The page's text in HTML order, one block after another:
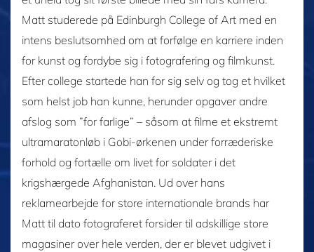
Matt studerede på Edinburgh College of Art med en
intens beslutsomhed om at forfølge en karriere inden
for kunst og fordybe sig i fotografering og filmkunst.
Efter college startede han for sig selv og tog et hvilket
som helst job han kunne, herunder opgaver andre
afslog som ”for farlige” – såsom at filme et ekstremt
ultramaratonløb i Gobi-ørkenen under forræderiske
forhold og fortælle om livet for soldater i det
krigshærgede Afghanistan. Ud over hans
reklamearbejde for store internationale brands har
Matt til dato fotograferet forsider til adskillige store
magasiner over hele verden, der er blevet udgivet i